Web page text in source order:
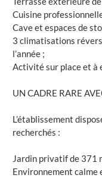
Cuisine
Cave et espaces de
3 climatisations
l’année ;
Activité sur place et à
UN CADRE RARE
L’établissement
recherchés :
Jardin privatif de 371
Environnement calme